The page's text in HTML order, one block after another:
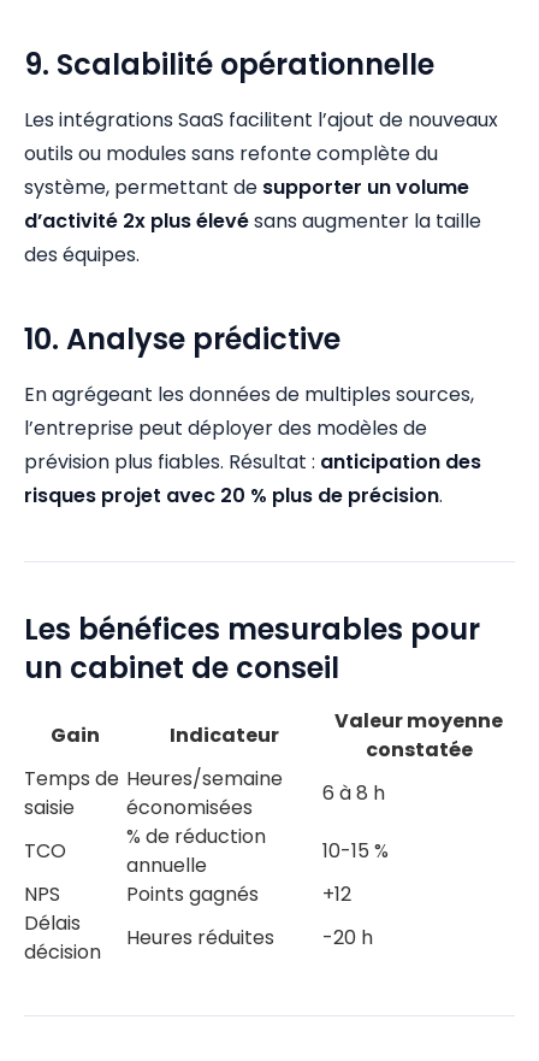
9. Scalabilité opérationnelle
Les intégrations SaaS facilitent l’ajout de nouveaux
outils ou modules sans refonte complète du
système, permettant de supporter un volume
d’activité 2x plus élevésans augmenter la taille
des équipes.
10. Analyse prédictive
En agrégeant les données de multiples sources,
l’entreprise peut déployer des modèles de
prévision plus fiables. Résultat : anticipation des
risques projet avec 20 % plus de précision.
Les bénéfices mesurables pour
un cabinet de conseil
Gain Indicateur
Valeur moyenne
constatée
Temps de
saisie
Heures/semaine
économisées
6 à 8 h
TCO
% de réduction
annuelle
10-15 %
NPS
Points gagnés
+12
Délais
décision
Heures réduites -20 h